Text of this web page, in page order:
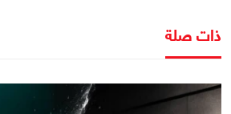
ذات صلة